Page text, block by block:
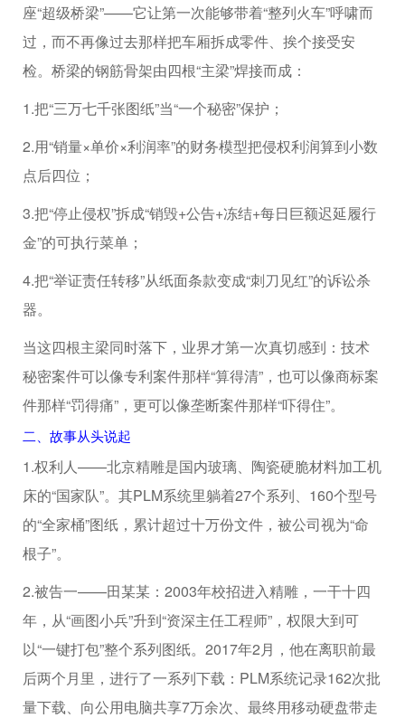
座“超级桥梁”——它让第一次能够带着“整列火车”呼啸而
过，而不再像过去那样把车厢拆成零件、挨个接受安
检。桥梁的钢筋骨架由四根“主梁”焊接而成：
1.把“三万七千张图纸”当“一个秘密”保护；
2.用“销量×单价×利润率”的财务模型把侵权利润算到小数
点后四位；
3.把“停止侵权”拆成“销毁+公告+冻结+每日巨额迟延履行
金”的可执行菜单；
4.把“举证责任转移”从纸面条款变成“刺刀见红”的诉讼杀
器。
当这四根主梁同时落下，业界才第一次真切感到：技术
秘密案件可以像专利案件那样“算得清”，也可以像商标案
件那样“罚得痛”，更可以像垄断案件那样“吓得住”。
二、故事从头说起
1.权利人——北京精雕是国内玻璃、陶瓷硬脆材料加工机
床的“国家队”。其PLM系统里躺着27个系列、160个型号
的“全家桶”图纸，累计超过十万份文件，被公司视为“命
根子”。
2.被告一——田某某：2003年校招进入精雕，一干十四
年，从“画图小兵”升到“资深主任工程师”，权限大到可
以“一键打包”整个系列图纸。2017年2月，他在离职前最
后两个月里，进行了一系列下载：PLM系统记录162次批
量下载、向公用电脑共享7万余次、最终用移动硬盘带走